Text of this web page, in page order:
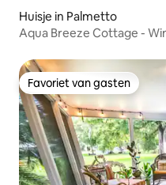
Huisje in Palmetto
Aqua Breeze Cottage - Winterverblijf
Favoriet van gasten
Favoriet van gasten